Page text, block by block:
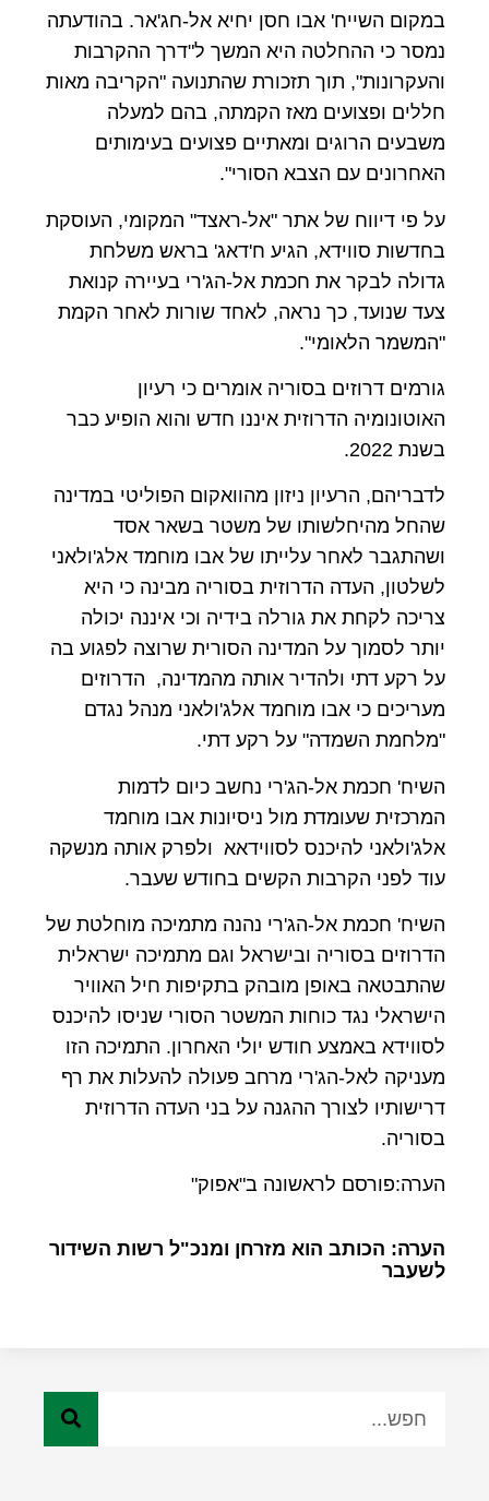
במקום השייח' אבו חסן יחיא אל-חג'אר. בהודעתה
נמסר כי ההחלטה היא המשך ל"דרך ההקרבות
והעקרונות", תוך תזכורת שהתנועה "הקריבה מאות
חללים ופצועים מאז הקמתה, בהם למעלה
משבעים הרוגים ומאתיים פצועים בעימותים
האחרונים עם הצבא הסורי".
על פי דיווח של אתר "אל-ראצד" המקומי, העוסקת
בחדשות סווידא, הגיע ח'דאג' בראש משלחת
גדולה לבקר את חכמת אל-הג'רי בעיירה קנואת
צעד שנועד, כך נראה, לאחד שורות לאחר הקמת
"המשמר הלאומי".
גורמים דרוזים בסוריה אומרים כי רעיון
האוטונומיה הדרוזית איננו חדש והוא הופיע כבר
בשנת 2022.
לדבריהם, הרעיון ניזון מהוואקום הפוליטי במדינה
שהחל מהיחלשותו של משטר בשאר אסד
ושהתגבר לאחר עלייתו של אבו מוחמד אלג'ולאני
לשלטון, העדה הדרוזית בסוריה מבינה כי היא
צריכה לקחת את גורלה בידיה וכי איננה יכולה
יותר לסמוך על המדינה הסורית שרוצה לפגוע בה
על רקע דתי ולהדיר אותה מהמדינה, הדרוזים
מעריכים כי אבו מוחמד אלג'ולאני מנהל נגדם
"מלחמת השמדה" על רקע דתי.
השיח' חכמת אל-הג'רי נחשב כיום לדמות
המרכזית שעומדת מול ניסיונות אבו מוחמד
אלג'ולאני להיכנס לסווידאא ולפרק אותה מנשקה
עוד לפני הקרבות הקשים בחודש שעבר.
השיח' חכמת אל-הג'רי נהנה מתמיכה מוחלטת של
הדרוזים בסוריה ובישראל וגם מתמיכה ישראלית
שהתבטאה באופן מובהק בתקיפות חיל האוויר
הישראלי נגד כוחות המשטר הסורי שניסו להיכנס
לסווידא באמצע חודש יולי האחרון. התמיכה הזו
מעניקה לאל-הג'רי מרחב פעולה להעלות את רף
דרישותיו לצורך ההגנה על בני העדה הדרוזית
בסוריה.
הערה:פורסם לראשונה ב"אפוק"
הערה: הכותב הוא מזרחן ומנכ"ל רשות השידור
לשעבר